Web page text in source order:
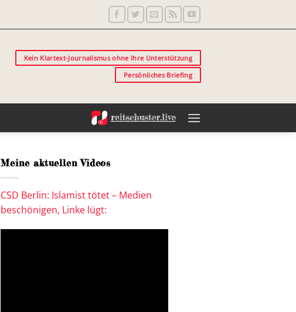
Kein Klartext-Journalismus ohne Ihre Unterstützung
Persönliches Briefing
Meine aktuellen Videos
CSD Berlin: Islamist tötet – Medien
beschönigen, Linke lügt: